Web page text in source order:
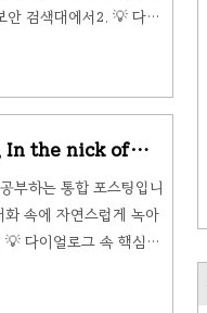
검색대에서2. 💡 다이
항 보안 검색대에서📌
In the nick of
부하는 통합 포스팅입니
속에 자연스럽게 녹아
다이얼로그 속 핵심표
📌 상황 설명